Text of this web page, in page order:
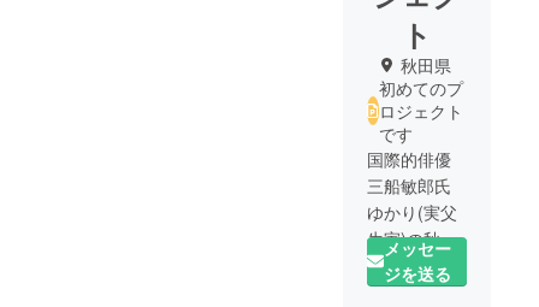
ト
秋田県
初めてのプ
ロジェクト
です
国際的俳優
三船敏郎氏
ゆかり(実父
生家)の秋田
県由利本荘
市鳥海町の
メッセー
ジを送る